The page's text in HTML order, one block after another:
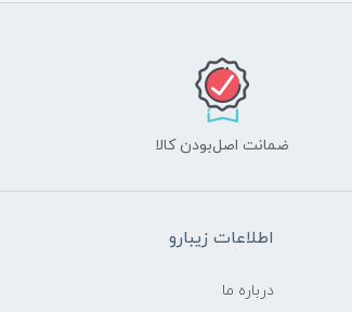
ضمانت اصل‌بودن کالا
اطلاعات زیبارو
درباره ما